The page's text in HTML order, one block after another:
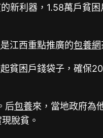
新利器，1.58萬戶貧
是江西重點推廣的包養網
貧困戶錢袋子，確保
后包養來，當地政府為
脫貧。